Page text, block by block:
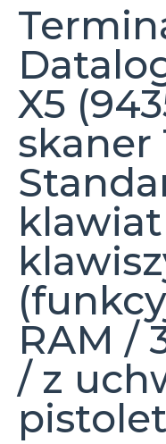
X5
skaner
RAM /
/ z